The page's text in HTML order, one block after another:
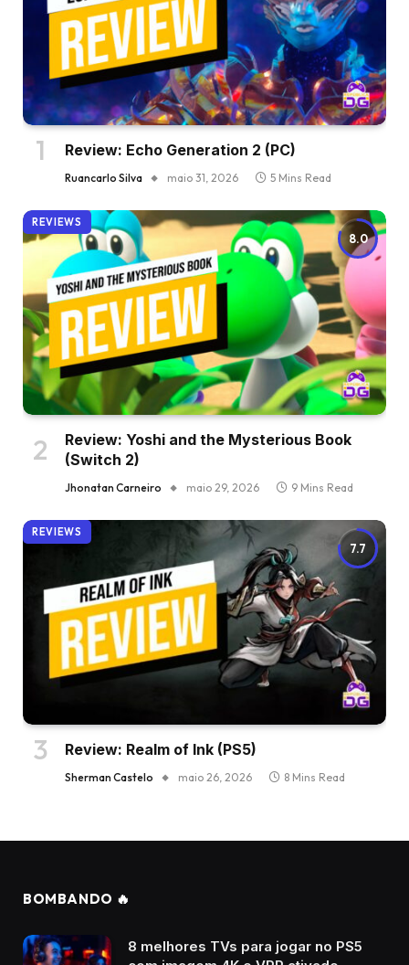
Review: Echo Generation 2 (PC)
Ruancarlo Silva maio 31, 2026 5 Mins Read
8.0
REVIEWS
Review: Yoshi and the Mysterious Book
(Switch 2)
Jhonatan Carneiro maio 29, 2026 9 Mins Read
7.7
REVIEWS
Review: Realm of Ink (PS5)
Sherman Castelo maio 26, 2026 8 Mins Read
BOMBANDO 🔥
8 melhores TVs para jogar no PS5